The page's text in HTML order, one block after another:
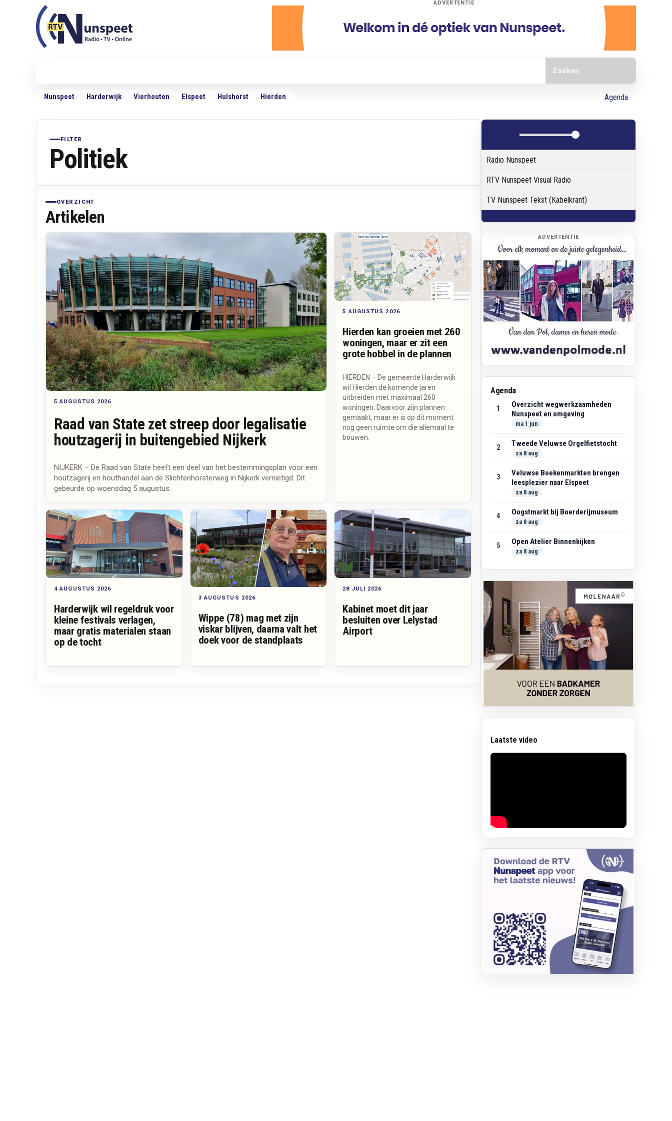
RTV Nunspeet
RTV Nunspeet ADVERTENTIE
Nunspeet Harderwijk Vierhouten Elspeet Hulshorst Hierden Agenda
FILTER
Politiek
OVERZICHT
Artikelen
5 AUGUSTUS 2026
Raad van State zet streep door legalisatie
houtzagerij in buitengebied Nijkerk
NIJKERK – De Raad van State heeft een deel van het bestemmingsplan voor een
houtzagerij en houthandel aan de Slichtenhorsterweg in Nijkerk vernietigd. Dit
gebeurde op woensdag 5 augustus.
5 AUGUSTUS 2026
Hierden kan groeien met 260
woningen, maar er zit een
grote hobbel in de plannen
HIERDEN – De gemeente Harderwijk
wil Hierden de komende jaren
uitbreiden met maximaal 260
woningen. Daarvoor zijn plannen
gemaakt, maar er is op dit moment
nog geen ruimte om die allemaal te
bouwen.
4 AUGUSTUS 2026
Harderwijk wil regeldruk voor
kleine festivals verlagen,
maar gratis materialen staan
op de tocht
3 AUGUSTUS 2026
Wippe (78) mag met zijn
viskar blijven, daarna valt het
doek voor de standplaats
28 JULI 2026
Kabinet moet dit jaar
besluiten over Lelystad
Airport
Radio Nunspeet
RTV Nunspeet Visual Radio
TV Nunspeet Tekst (Kabelkrant)
ADVERTENTIE
Agenda
1
Overzicht wegwerkzaamheden
Nunspeet en omgeving
ma 1 jun
2 Tweede Veluwse Orgelfietstocht
za 8 aug
3
Veluwse Boekenmarkten brengen
leesplezier naar Elspeet
za 8 aug
4 Oogstmarkt bij Boerderijmuseum
za 8 aug
5 Open Atelier Binnenkijken
za 8 aug
Laatste video